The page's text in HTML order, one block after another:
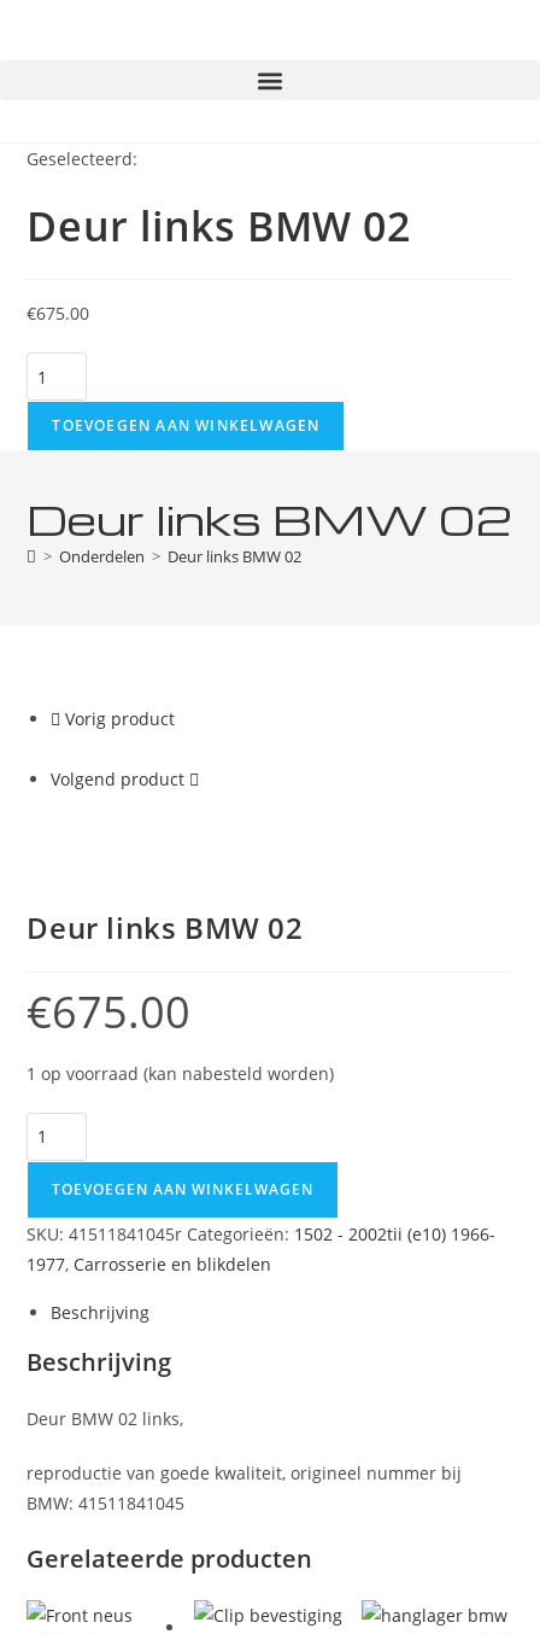
Geselecteerd:
Deur links BMW 02
€675.00
TOEVOEGEN AAN WINKELWAGEN
Deur links BMW 02
> Onderdelen > Deur links BMW 02
Vorig product
Volgend product
Deur links BMW 02
€675.00
1 op voorraad (kan nabesteld worden)
TOEVOEGEN AAN WINKELWAGEN
SKU:41511841045r Categorieën: 1502 - 2002tii (e10) 1966-
1977, Carrosserie en blikdelen
Beschrijving
Beschrijving
Deur BMW 02 links,
reproductie van goede kwaliteit, origineel nummer bij
BMW: 41511841045
Gerelateerde producten